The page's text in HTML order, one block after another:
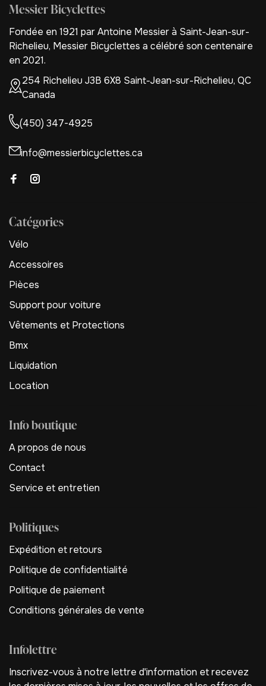
Messier Bicyclettes
Fondée en 1921 par Antoine Messier à Saint-Jean-sur-
Richelieu, Messier Bicyclettes a célébré son centenaire
en 2021.
254 Richelieu J3B 6X8 Saint-Jean-sur-Richelieu, QC
Canada
(450) 347-4925
info@messierbicyclettes.ca
Catégories
Vélo
Accessoires
Pièces
Support pour voiture
Vêtements et Protections
Bmx
Liquidation
Location
Info boutique
A propos de nous
Contact
Service et entretien
Politiques
Expédition et retours
Politique de confidentialité
Politique de paiement
Conditions générales de vente
Infolettre
Inscrivez-vous à notre lettre d'information et recevez